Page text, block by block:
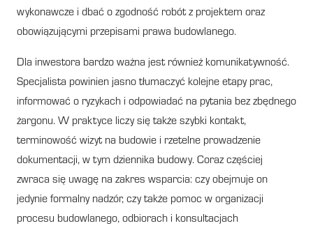
wykonawcze i dbać o zgodność robót z projektem oraz
obowiązującymi przepisami prawa budowlanego.
Dla inwestora bardzo ważna jest również komunikatywność.
Specjalista powinien jasno tłumaczyć kolejne etapy prac,
informować o ryzykach i odpowiadać na pytania bez zbędnego
żargonu. W praktyce liczy się także szybki kontakt,
terminowość wizyt na budowie i rzetelne prowadzenie
dokumentacji, w tym dziennika budowy. Coraz częściej
zwraca się uwagę na zakres wsparcia: czy obejmuje on
jedynie formalny nadzór, czy także pomoc w organizacji
procesu budowlanego, odbiorach i konsultacjach